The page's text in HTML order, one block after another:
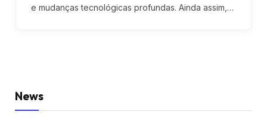
e mudanças tecnológicas profundas. Ainda assim,…
News